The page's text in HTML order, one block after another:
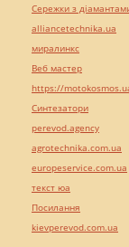
Сережки з
alliancetechnika.ua
миралинкс
Веб мастер
https://
Синтезатори
perevod.agency
agrotechnika.com.ua
europeservice.com.ua
текст юа
Посилання
kievperevod.com.ua